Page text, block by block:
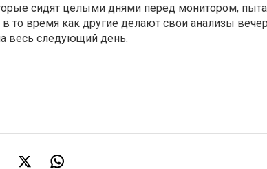
сидят целыми днями перед монитором,
то время как другие делают свои анализы
весь следующий день.